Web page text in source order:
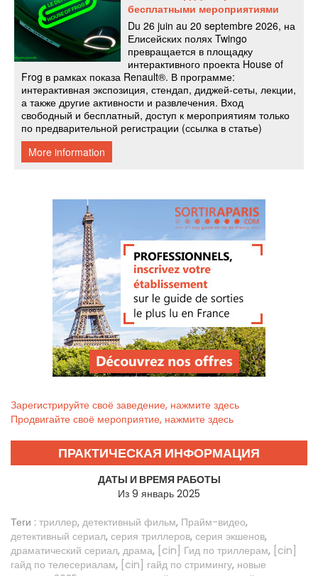
Зарегистрируйте своё заведение, нажмите здесь
Продвигайте своё мероприятие, нажмите здесь
ПРАКТИЧЕСКАЯ ИНФОРМАЦИЯ
ДАТЫ И ВРЕМЯ РАБОТЫ
Из 9 январь 2025
Теги : триллер, детективный фильм, Прайм-видео,
детективный сериал, серия триллеров, серия экшенов,
драматический сериал, драма, [cin] Гид по триллерам, [cin]
гайд по телесериалам, [cin] гайд по стримингу, новые